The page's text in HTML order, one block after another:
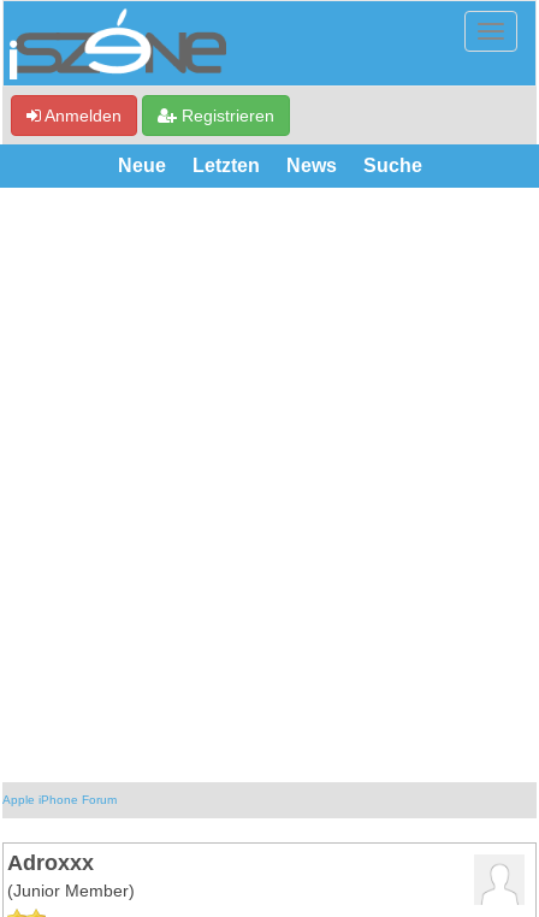
Anmelden Registrieren
Neue Letzten News Suche
Apple iPhone Forum
Adroxxx
(Junior Member)